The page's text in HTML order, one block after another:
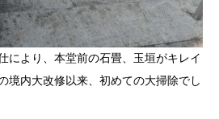
により、本堂前の石畳、玉垣がキレイ
境内大改修以来、初めての大掃除でし